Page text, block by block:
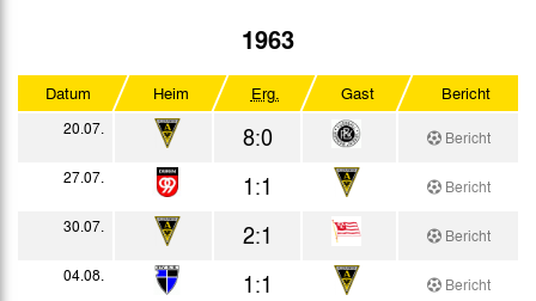
Westdeutscher Pokal
1963
Datum Heim Erg. Gast Bericht
20.07. 8:0
Bericht
27.07.
1:1
Bericht
30.07.
2:1
Bericht
04.08.
1:1
Bericht